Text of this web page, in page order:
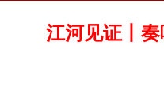
江河见证丨